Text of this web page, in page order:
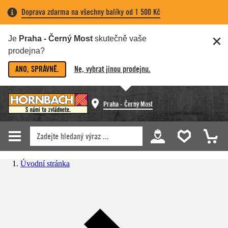
Doprava zdarma na všechny balíky od 1 500 Kč
Je Praha - Černý Most skutečně vaše
prodejna?
ANO, SPRÁVNĚ. Ne, vybrat jinou prodejnu.
Praha - Černý Most
Úvodní stránka